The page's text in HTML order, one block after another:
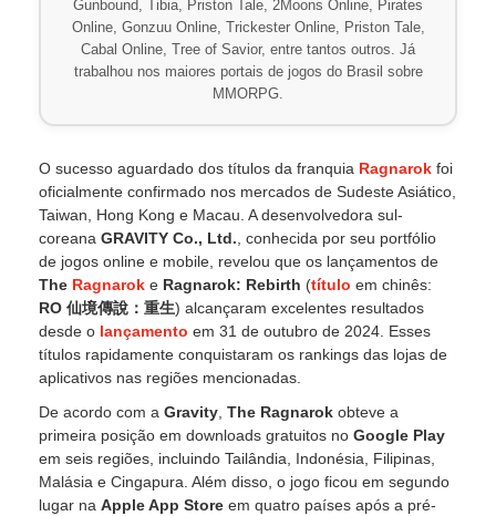
Gunbound, Tibia, Priston Tale, 2Moons Online, Pirates
Online, Gonzuu Online, Trickester Online, Priston Tale,
Cabal Online, Tree of Savior, entre tantos outros. Já
trabalhou nos maiores portais de jogos do Brasil sobre
MMORPG.
O sucesso aguardado dos títulos da franquia Ragnarok foi
oficialmente confirmado nos mercados de Sudeste Asiático,
Taiwan, Hong Kong e Macau. A desenvolvedora sul-
coreana GRAVITY Co., Ltd. , conhecida por seu portfólio
de jogos online e mobile, revelou que os lançamentos de
The Ragnarok e Ragnarok: Rebirth (título em chinês:
RO 仙境傳說：重生) alcançaram excelentes resultados
desde o lançamento em 31 de outubro de 2024. Esses
títulos rapidamente conquistaram os rankings das lojas de
aplicativos nas regiões mencionadas.
De acordo com a Gravity The Ragnarok obteve a
primeira posição em downloads gratuitos no Google Play
em seis regiões, incluindo Tailândia, Indonésia, Filipinas,
Malásia e Cingapura. Além disso, o jogo ficou em segundo
lugar na Apple App Store em quatro países após a pré-